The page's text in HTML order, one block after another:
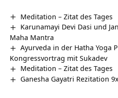
Meditation – Zitat des Tages
Karunamayi Devi Dasi und
Maha Mantra
Ayurveda in der Hatha Yoga
Kongressvortrag mit Sukadev
Meditation – Zitat des Tages
Ganesha Gayatri Rezitation 9x